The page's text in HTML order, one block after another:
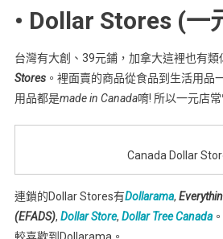
• Dollar Stores (一
台灣有大創、39元鋪，加拿大這裡也有類
Stores。裡面賣的商品從食品到生活用品
用品都是made in Canada唷! 所以一元店
Canada Dollar
連鎖的Dollar Stores有Dollarama,
(EFADS), Dollar Store, Dollar Tree Canada